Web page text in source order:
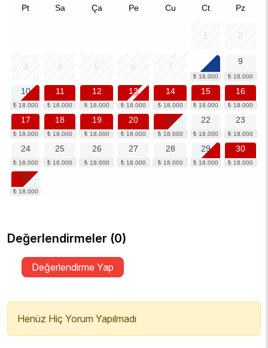
Pt Sa Ça Pe Cu Ct Pz
1 2
3 4 5 6 7
9
10 11 12 13 14 15 16
17 18 19 20 21 22 23
24 25 26 27 28 29 30
31
Değerlendirmeler (0)
Değerlendirme Yap
Henüz Hiç Yorum Yapılmadı